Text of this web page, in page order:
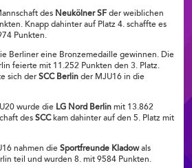
des Neukölner SF der weiblichen
Knapp dahinter auf Platz 4. schaffte es
Punkten.
Berliner eine Bronzemedaille gewinnen. Die
feierte mit 11.252 Punkten den 3. Platz.
sich der SCC Berlin der MJU16 in die
wurde die LG Nord Berlin mit 13.862
des SCCkam dahinter auf den 5. Platz mit
nahmen die Sportfreunde Kladowals
teil und wurden 8. mit 9584 Punkten.